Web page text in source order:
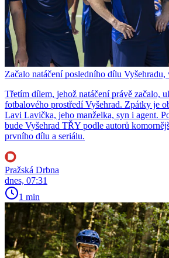
Začalo natáčení posledního dílu
Třetím dílem, jehož natáčení právě začalo,
fotbalového prostředí Vyšehrad. Zpátky je
Lavi Lavička, jeho manželka, syn i agent.
bude Vyšehrad TŘY podle autorů
prvního dílu a seriálu.
Pražská Drbna
dnes, 07:31
1 min